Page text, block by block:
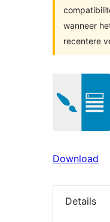
wanneer
recentere
Download
Details